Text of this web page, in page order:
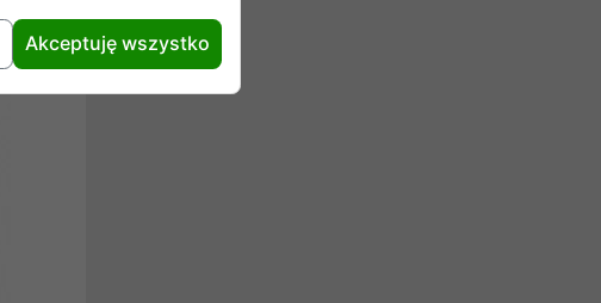
Akceptuję wszystko